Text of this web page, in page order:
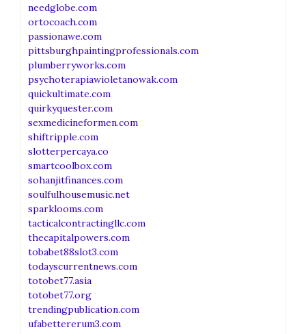
needglobe.com
ortocoach.com
passionawe.com
pittsburghpaintingprofessionals.com
plumberryworks.com
psychoterapiawioletanowak.com
quickultimate.com
quirkyquester.com
sexmedicineformen.com
shiftripple.com
slotterpercaya.co
smartcoolbox.com
sohanjitfinances.com
soulfulhousemusic.net
sparklooms.com
tacticalcontractingllc.com
thecapitalpowers.com
tobabet88slot3.com
todayscurrentnews.com
totobet77.asia
totobet77.org
trendingpublication.com
ufabettererum3.com